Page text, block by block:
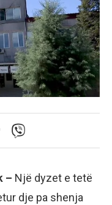
– ​Një dyzet e tetë
dje pa shenja